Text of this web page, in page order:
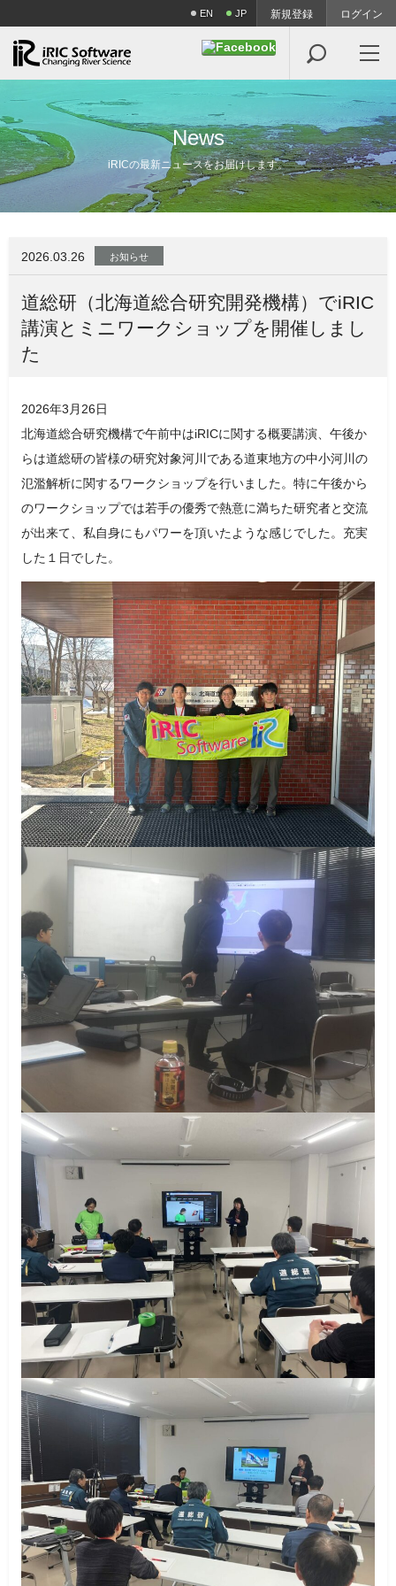
EN JP 新規登録 ログイン

News
iRICの最新ニュースをお届けします。
2026.03.26 お知らせ
道総研（北海道総合研究開発機構）でiRIC
講演とミニワークショップを開催しまし
た
2026年3月26日
北海道総合研究機構で午前中はiRICに関する概要講演、午後か
らは道総研の皆様の研究対象河川である道東地方の中小河川の
氾濫解析に関するワークショップを行いました。特に午後から
のワークショップでは若手の優秀で熱意に満ちた研究者と交流
が出来て、私自身にもパワーを頂いたような感じでした。充実
した１日でした。